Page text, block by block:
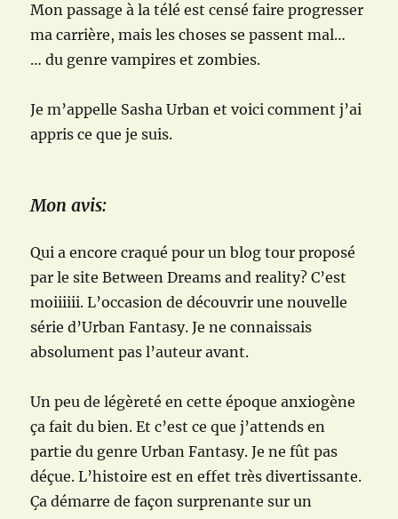
Mon passage à la télé est censé faire progresser
ma carrière, mais les choses se passent mal…
… du genre vampires et zombies.
Je m’appelle Sasha Urban et voici comment j’ai
appris ce que je suis.
Mon avis:
Qui a encore craqué pour un blog tour proposé
par le site Between Dreams and reality? C’est
moiiiiii. L’occasion de découvrir une nouvelle
série d’Urban Fantasy. Je ne connaissais
absolument pas l’auteur avant.
Un peu de légèreté en cette époque anxiogène
ça fait du bien. Et c’est ce que j’attends en
partie du genre Urban Fantasy. Je ne fût pas
déçue. L’histoire est en effet très divertissante.
Ça démarre de façon surprenante sur un